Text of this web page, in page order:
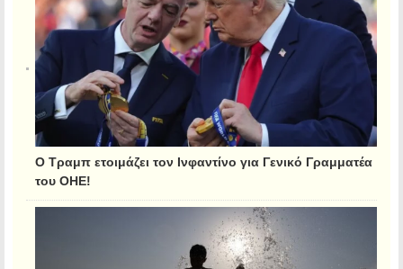
Ο Τραμπ ετοιμάζει τον Ινφαντίνο για Γενικό Γραμματέα
του ΟΗΕ!